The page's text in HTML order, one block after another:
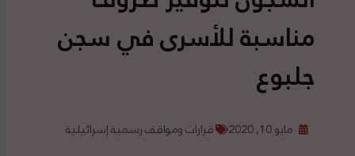
مناسبة للأسرى في سجن
جلبوع
مايو 10, 2020 قرارات ومواقف رسمية إسرائيلية